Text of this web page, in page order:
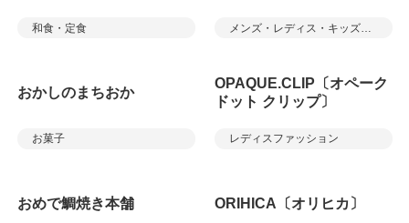
和食・定食
おかしのまちおか
お菓子
OPAQUE.CLIP〔オペーク
ドット クリップ〕
レディスファッション
おめで鯛焼き本舗 ORIHICA〔オリヒカ〕